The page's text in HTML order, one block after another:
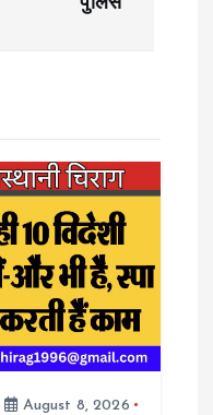
पुलिस
August 8, 2026